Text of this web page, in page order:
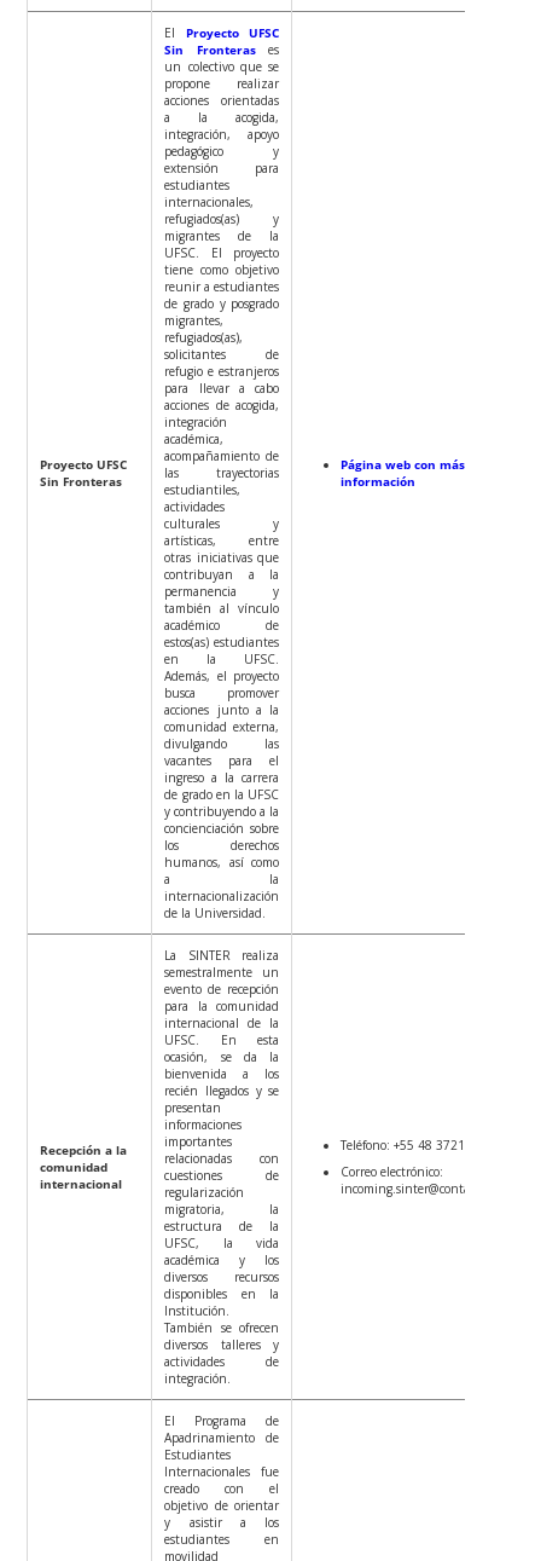
Proyecto UFSC
Sin Fronteras
El
Proyecto UFSC
Sin Fronterases
un colectivo que se
propone realizar
acciones orientadas
a la acogida,
integración, apoyo
pedagógico y
extensión para
estudiantes
internacionales,
refugiados(as) y
migrantes de la
UFSC. El proyecto
tiene como objetivo
reunir a estudiantes
de grado y posgrado
migrantes,
refugiados(as),
solicitantes de
refugio e estranjeros
para llevar a cabo
acciones de acogida,
integración
académica,
acompañamiento de
las trayectorias
estudiantiles,
actividades
culturales y
artísticas, entre
otras iniciativas que
contribuyan a la
permanencia y
también al vínculo
académico de
estos(as) estudiantes
en la UFSC.
Además, el proyecto
busca promover
acciones junto a la
comunidad externa,
divulgando las
vacantes para el
ingreso a la carrera
de grado en la UFSC
y contribuyendo a la
concienciación sobre
los derechos
humanos, así como
a la
internacionalización
de la Universidad.
Página web con más
información
Recepción a la
comunidad
internacional
La SINTER realiza
semestralmente un
evento de recepción
para la comunidad
internacional de la
UFSC. En esta
ocasión, se da la
bienvenida a los
recién llegados y se
presentan
informaciones
importantes
relacionadas con
cuestiones de
regularización
migratoria, la
estructura de la
UFSC, la vida
académica y los
diversos recursos
disponibles en la
Institución.
También se ofrecen
diversos talleres y
actividades de
integración.
Teléfono: +55 48 3721-6200
Correo electrónico:
incoming.sinter@contato.ufsc.br
El Programa de
Apadrinamiento de
Estudiantes
Internacionales fue
creado con el
objetivo de orientar
y asistir a los
estudiantes en
movilidad